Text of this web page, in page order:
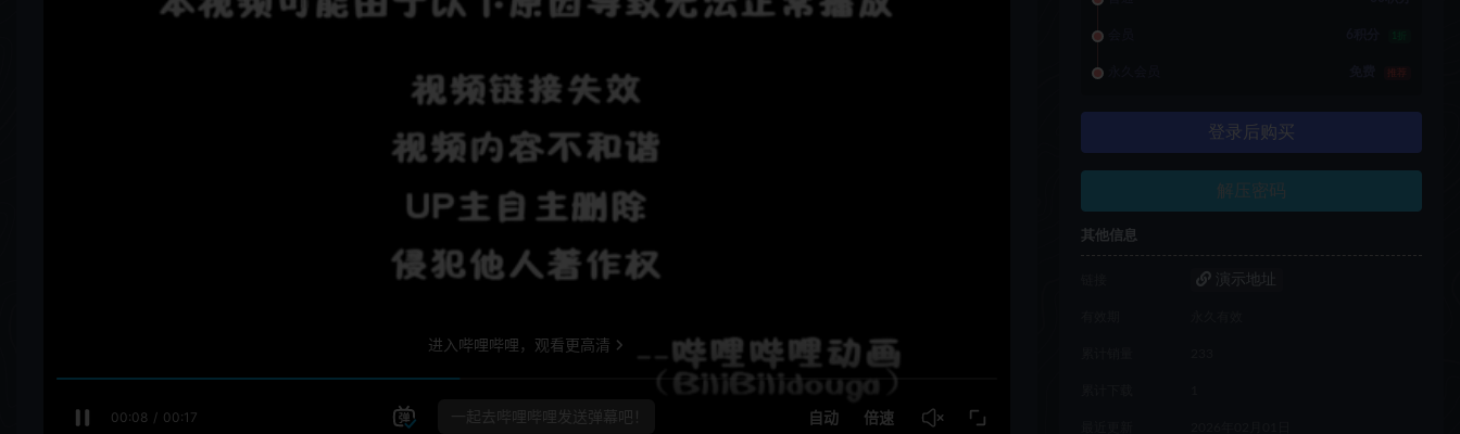
推荐
登录后购买
解压密码
其他信息
演示地址